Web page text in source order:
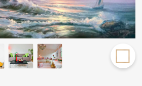
Художники
Услуги
Контакты